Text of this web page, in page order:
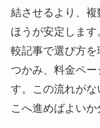
結させるより、
ほうが安定しま
較記事で選び方
つかみ、料金ペ
す。この流れが
こへ進めばよいか